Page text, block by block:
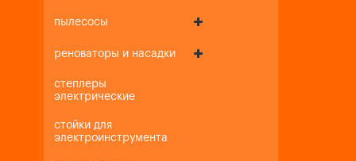
пылесосы
реноваторы и насадки
степлеры
электрические
стойки для
электроинструмента